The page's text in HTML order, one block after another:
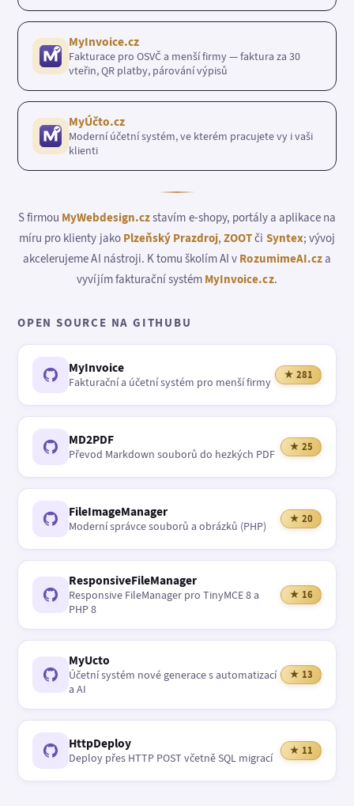
MyInvoice.cz
Fakturace pro OSVČ a menší firmy — faktura za 30
vteřin, QR platby, párování výpisů
MyÚčto.cz
Moderní účetní systém, ve kterém pracujete vy i vaši
klienti
S firmou MyWebdesign.czstavím e-shopy, portály a aplikace na
míru pro klienty jako Plzeňský Prazdroj,ZOOTči Syntex; vývoj
akcelerujeme AI nástroji. K tomu školím AI v RozumimeAI.cza
vyvíjím fakturační systém MyInvoice.cz.
OPEN SOURCE NA GITHUBU
MyInvoice
Fakturační a účetní systém pro menší firmy
★ 281
MD2PDF
Převod Markdown souborů do hezkých PDF
★ 25
FileImageManager
Moderní správce souborů a obrázků (PHP)
★ 20
ResponsiveFileManager
Responsive FileManager pro TinyMCE 8 a
PHP 8
★ 16
MyUcto
Účetní systém nové generace s automatizací
a AI
★ 13
HttpDeploy
Deploy přes HTTP POST včetně SQL migrací
★ 11